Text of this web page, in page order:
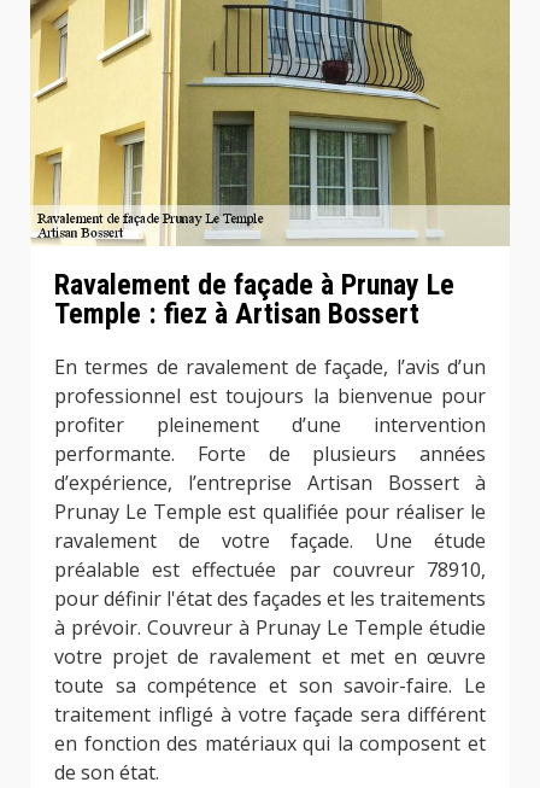
Ravalement de façade à Prunay Le
Temple : fiez à Artisan Bossert
En termes de ravalement de façade, l’avis d’un
professionnel est toujours la bienvenue pour
profiter pleinement d’une intervention
performante. Forte de plusieurs années
d’expérience, l’entreprise Artisan Bossert à
Prunay Le Temple est qualifiée pour réaliser le
ravalement de votre façade. Une étude
préalable est effectuée par couvreur 78910,
pour définir l'état des façades et les traitements
à prévoir. Couvreur à Prunay Le Temple étudie
votre projet de ravalement et met en œuvre
toute sa compétence et son savoir-faire. Le
traitement infligé à votre façade sera différent
en fonction des matériaux qui la composent et
de son état.